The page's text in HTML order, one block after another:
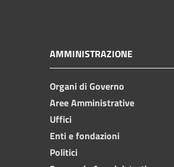
AMMINISTRAZIONE
Organi di Governo
Aree Amministrative
Uffici
Enti e fondazioni
Politici